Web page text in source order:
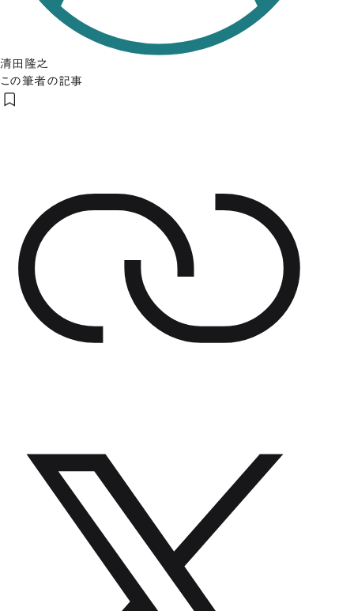
清田隆之
この筆者の記事